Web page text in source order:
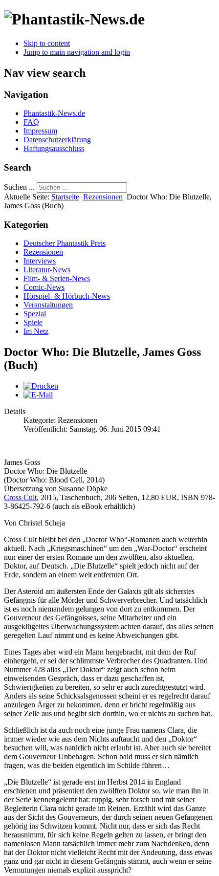
Skip to content
Jump to main navigation and login
Nav view search
Navigation
Phantastik-News.de
FAQ
Impressum
Datenschutzerklärung
Haftungsausschluss
Search
Suchen ...
Aktuelle Seite: Startseite Rezensionen Doctor Who: Die Blutzelle,
James Goss (Buch)
Kategorien
Deutscher Phantastik Preis
Rezensionen
Interviews
Literatur-News
Film- & Serien-News
Comic-News
Hörspiel- & Hörbuch-News
Veranstaltungen
Spezial
Spiele
Im Netz
Doctor Who: Die Blutzelle, James Goss
(Buch)
Details
Kategorie: Rezensionen
Veröffentlicht: Samstag, 06. Juni 2015 09:41
James Goss
Doctor Who: Die Blutzelle
(Doctor Who: Blood Cell, 2014)
Übersetzung von Susanne Döpke
Cross Cult, 2015, Taschenbuch, 206 Seiten, 12,80 EUR, ISBN 978-
3-86425-792-6 (auch als eBook erhältlich)
Von Christel Scheja
Cross Cult bleibt bei den „Doctor Who“-Romanen auch weiterhin
aktuell. Nach „Kriegsmaschinen“ um den „War-Doctor“ erscheint
nun einer der ersten Romane um den zwölften, also aktuellen,
Doktor, auf Deutsch. „Die Blutzelle“ spielt jedoch nicht auf der
Erde, sondern an einem weit entfernten Ort.
Der Asteroid am äußersten Ende der Galaxis gilt als sicherstes
Gefängnis für alle Mörder und Schwerverbrecher. Und tatsächlich
ist es noch niemandem gelungen von dort zu entkommen. Der
Gouverneur des Gefängnisses, seine Mitarbeiter und ein
ausgeklügeltes Überwachungssystem achten darauf, das alles seinen
geregelten Lauf nimmt und es keine Abweichungen gibt.
Eines Tages aber wird ein Mann hergebracht, mit dem der Ruf
einhergeht, er sei der schlimmste Verbrecher des Quadranten. Und
Nummer 428 alias „Der Doktor“ zeigt auch schon beim
einweisenden Gespräch, dass er dazu geschaffen ist,
Schwierigkeiten zu bereiten, so sehr er auch zurechtgestutzt wird.
Anders als seine Schicksalsgenossen scheint er es regelrecht darauf
anzulegen Ärger zu bekommen, denn er bricht regelmäßig aus
seiner Zelle aus und begibt sich dorthin, wo er nichts zu suchen hat.
Schließlich ist da auch noch eine junge Frau namens Clara, die
immer wieder wie aus dem Nichts auftaucht und den „Doktor“
besuchen will, was natürlich nicht erlaubt ist. Aber auch sie bereitet
dem Gouverneur Unbehagen. Schon bald muss er sich nämlich
fragen, was die beiden eigentlich im Schilde führen…
„Die Blutzelle“ ist gerade erst im Herbst 2014 in England
erschienen und präsentiert den zwölften Doktor so, wie man ihn in
der Serie kennengelernt hat: ruppig, sehr forsch und mit seiner
Begleiterin Clara nicht gerade im Reinen. Erzählt wird das Ganze
aus der Sicht des Gouverneurs, der durch seinen neuen Gefangenen
gehörig ins Schwitzen kommt. Nicht nur, dass er sich das Recht
herausnimmt, für sich keine Regeln gelten zu lassen, er bringt den
namenlosen Mann tatsächlich immer mehr zum Nachdenken, denn
hat der Doktor nicht vielleicht Recht mit der Andeutung, dass etwas
ganz und gar nicht in diesem Gefängnis stimmt, auch wenn er seine
Vermutungen niemals explizit ausspricht?